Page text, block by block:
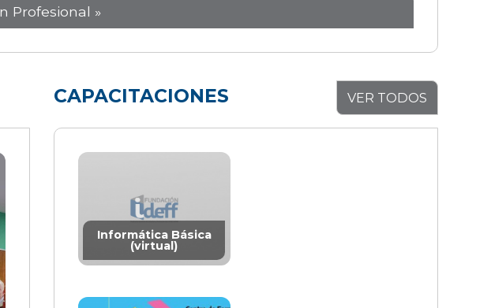
Profesional »
CAPACITACIONES VER TODOS
Informática Básica
(virtual)